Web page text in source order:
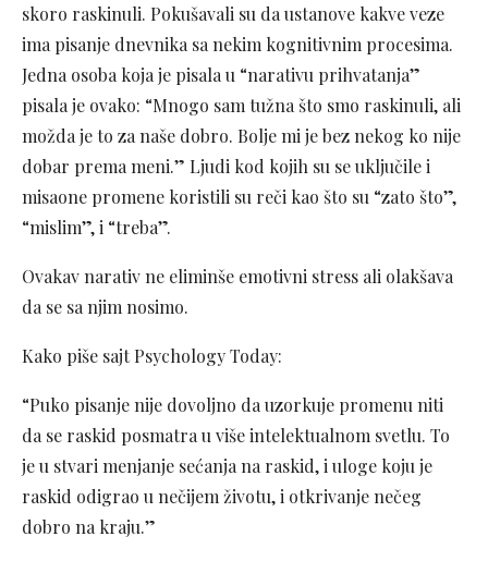
skoro raskinuli. Pokušavali su da ustanove kakve veze
ima pisanje dnevnika sa nekim kognitivnim procesima.
Jedna osoba koja je pisala u “narativu prihvatanja”
pisala je ovako: “Mnogo sam tužna što smo raskinuli, ali
možda je to za naše dobro. Bolje mi je bez nekog ko nije
dobar prema meni.” Ljudi kod kojih su se uključile i
misaone promene koristili su reči kao što su “zato što”,
“mislim”, i “treba”.
Ovakav narativ ne eliminše emotivni stress ali olakšava
da se sa njim nosimo.
Kako piše sajt Psychology Today:
“Puko pisanje nije dovoljno da uzorkuje promenu niti
da se raskid posmatra u više intelektualnom svetlu. To
je u stvari menjanje sećanja na raskid, i uloge koju je
raskid odigrao u nečijem životu, i otkrivanje nečeg
dobro na kraju.”